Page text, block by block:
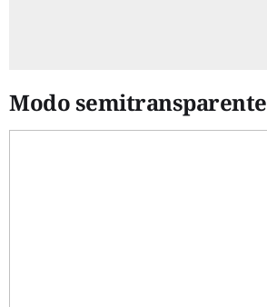
Modo semitransparente